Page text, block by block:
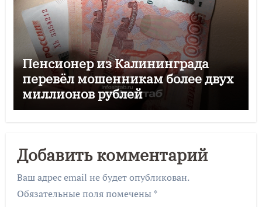
Пенсионер из Калининграда
перевёл мошенникам более двух
миллионов рублей
Добавить комментарий
Ваш адрес email не будет опубликован.
Обязательные поля помечены *